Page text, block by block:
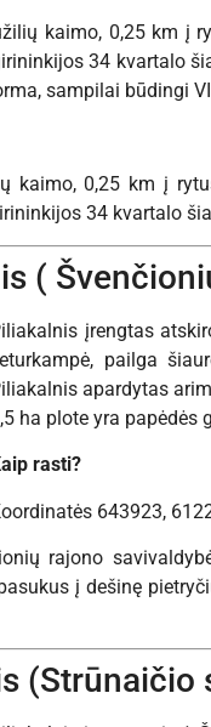
kaimo, 0,25 km į
34 kvartalo
sampilai būdingi
kaimo, 0,25 km į
34 kvartalo
(
įrengtas
pailga
apardytas
ha plote yra papėdės
rasti?
643923,
rajono
į dešinę
(Strūnaičio